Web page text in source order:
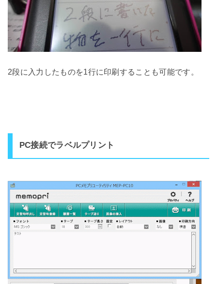
2段に入力したものを1行に印刷することも可能です。
PC接続でラベルプリント